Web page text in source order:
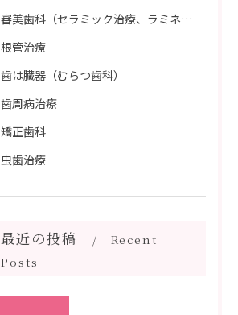
審美歯科（セラミック治療、ラミネートべニア、ダイレクトボンディング）
根管治療
歯は臓器（むらつ歯科）
歯周病治療
矯正歯科
虫歯治療
最近の投稿
Recent
Posts